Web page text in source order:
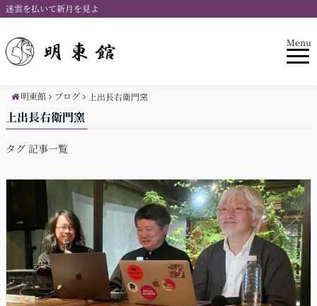
迷雲を払いて新月を見よ
Menu
明東館 ブログ 上出長右衛門窯
上出長右衛門窯
タグ 記事一覧